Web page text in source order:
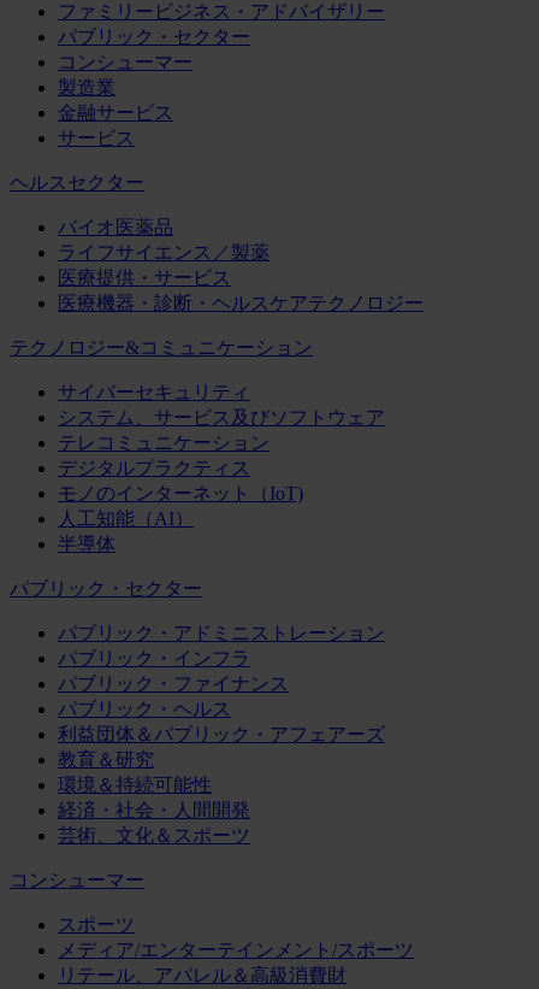
ファミリービジネス・アドバイザリー
パブリック・セクター
コンシューマー
製造業
金融サービス
サービス
ヘルスセクター
バイオ医薬品
ライフサイエンス／製薬
医療提供・サービス
医療機器・診断・ヘルスケアテクノロジー
テクノロジー&コミュニケーション
サイバーセキュリティ
システム、サービス及びソフトウェア
テレコミュニケーション
デジタルプラクティス
モノのインターネット（IoT)
人工知能（AI）
半導体
パブリック・セクター
パブリック・アドミニストレーション
パブリック・インフラ
パブリック・ファイナンス
パブリック・ヘルス
利益団体＆パブリック・アフェアーズ
教育＆研究
環境＆持続可能性
経済・社会・人間開発
芸術、文化＆スポーツ
コンシューマー
スポーツ
メディア/エンターテインメント/スポーツ
リテール、アパレル＆高級消費財